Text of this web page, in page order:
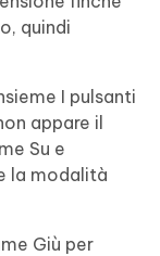
quindi
I pulsanti
appare il
Su e
la modalità
Giù per